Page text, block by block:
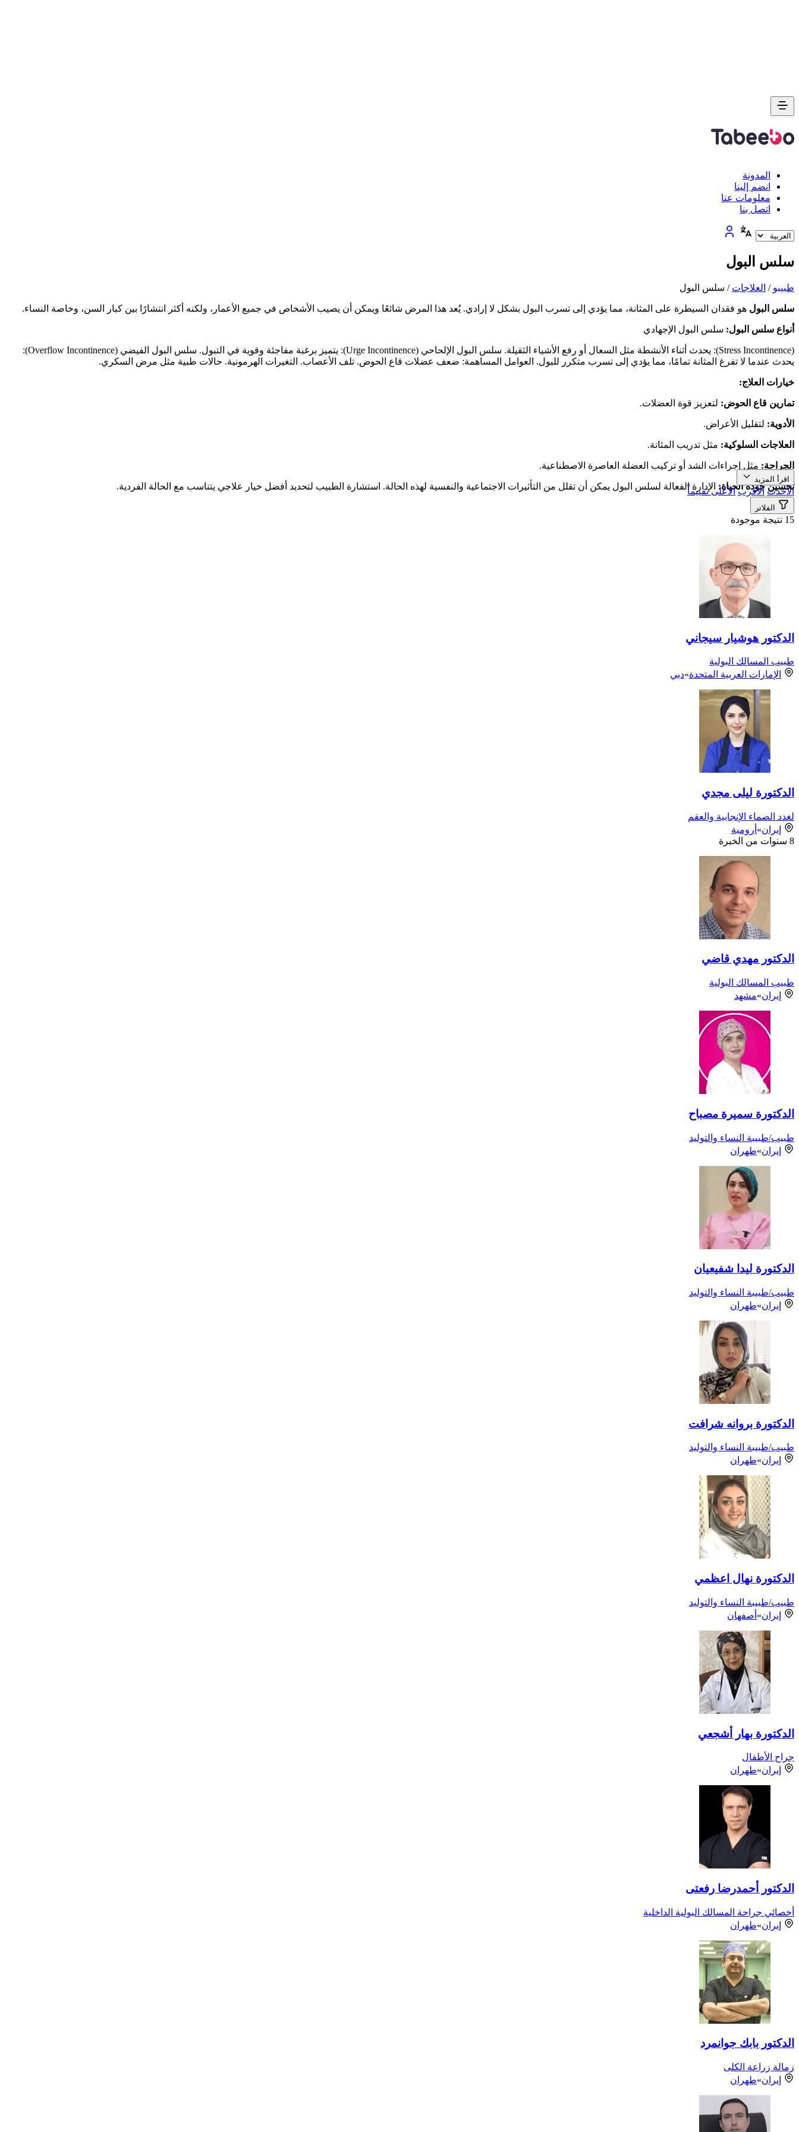
المدونة
انضم إلينا
معلومات عنا
اتصل بنا
سلس البول
طبیبو / العلاجات / سلس البول
سلس البول هو فقدان السيطرة على المثانة، مما يؤدي إلى تسرب البول بشكل لا إرادي. يُعد هذا المرض شائعًا ويمكن أن يصيب الأشخاص في جميع الأعمار، ولكنه أكثر انتشارًا بين كبار السن، وخاصة النساء.
أنواع سلس البول: سلس البول الإجهادي
(Stress Incontinence): يحدث أثناء الأنشطة مثل السعال أو رفع الأشياء الثقيلة. سلس البول الإلحاحي (Urge Incontinence): يتميز برغبة مفاجئة وقوية في التبول. سلس البول الفيضي (Overflow Incontinence):
يحدث عندما لا تفرغ المثانة تمامًا، مما يؤدي إلى تسرب متكرر للبول. العوامل المساهمة: ضعف عضلات قاع الحوض. تلف الأعصاب. التغيرات الهرمونية. حالات طبية مثل مرض السكري.
خيارات العلاج:
تمارين قاع الحوض: لتعزيز قوة العضلات.
الأدوية: لتقليل الأعراض.
العلاجات السلوكية: مثل تدريب المثانة.
لجراحة: مثل إجراءات الشد أو تركيب العضلة العاصرة الاصطناعية.
تحسين جودة الحياة: الإدارة الفعالة لسلس البول يمكن أن تقلل من التأثيرات الاجتماعية والنفسية لهذه الحالة. استشارة الطبيب لتحديد أفضل خيار علاجي يتناسب مع الحالة الفردية.
اقرأ المزيد
الأحدث الأقرب الأعلى تقييماً
الفلاتر
15 نتيجة موجودة
الدكتور هوشيار سيجاني
طبيب المسالك البولية
الإمارات العربية المتحدة»دبي
الدكتورة ليلى مجدي
لغدد الصماء الإنجابية والعقم
إيران» أرومية
8 سنوات من الخبرة
الدكتور مهدي قاضي
طبيب المسالك البولية
إيران»مشهد
الدكتورة سميرة مصباح
طبيب/طبيبة النساء والتوليد
إيران»طهران
الدكتورة ليدا شفيعيان
طبيب/طبيبة النساء والتوليد
إيران»طهران
الدكتورة بروانه شرافت
طبيب/طبيبة النساء والتوليد
إيران»طهران
الدكتورة نهال اعظمي
طبيب/طبيبة النساء والتوليد
إيران» أصفهان
الدكتورة بهار أشجعي
جراح الأطفال
إيران»طهران
الدكتور أحمدرضا رفعتی
أخصائي جراحة المسالك البولية الداخلية
إيران»طهران
الدكتور بابك جوانمرد
زمالة زراعة الكلى
إيران»طهران